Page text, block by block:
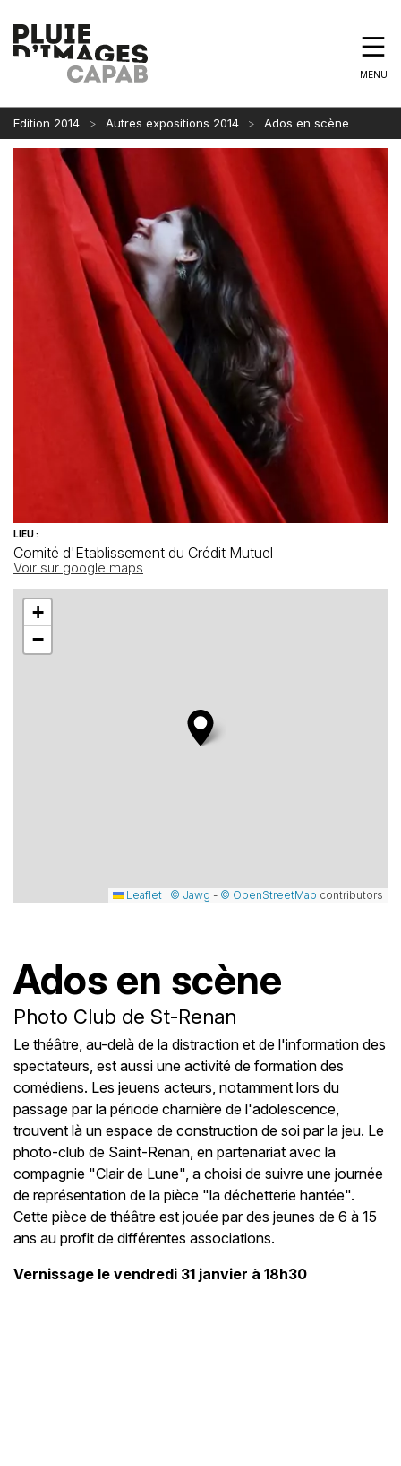
MENU
Edition 2014 Autres expositions 2014 Ados en scène
Ados en scène
Photo Club de St-Renan
Le théâtre, au-delà de la distraction et de l'information des
spectateurs, est aussi une activité de formation des
comédiens. Les jeuens acteurs, notamment lors du
passage par la période charnière de l'adolescence,
trouvent là un espace de construction de soi par la jeu. Le
photo-club de Saint-Renan, en partenariat avec la
compagnie "Clair de Lune", a choisi de suivre une journée
de représentation de la pièce "la déchetterie hantée".
Cette pièce de théâtre est jouée par des jeunes de 6 à 15
ans au profit de différentes associations.
Vernissage le vendredi 31 janvier à 18h30
LIEU :
Comité d'Etablissement du Crédit Mutuel
Voir sur google maps
+
−
Leaflet © Jawg - © OpenStreetMap contributors